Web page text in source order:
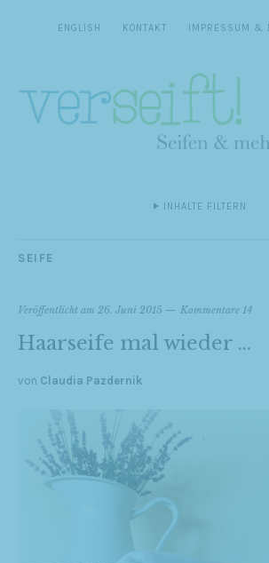
ENGLISH KONTAKT IMPRESSUM &
INHALTE FILTERN
SEIFE
Veröffentlicht am 26. Juni 2015 Kommentare 14
Haarseife mal wieder …
von Claudia Pazdernik